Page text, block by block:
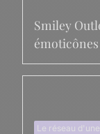
Smiley
émoticônes
Le réseau